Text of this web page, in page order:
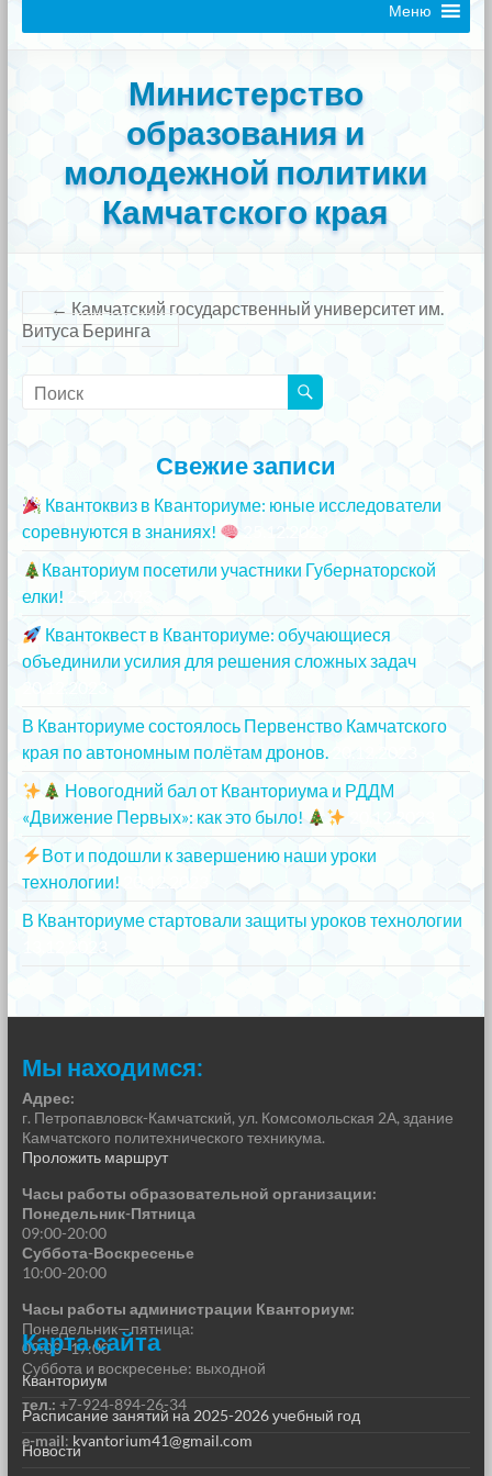
Меню
Министерство
образования и
молодежной политики
Камчатского края
← Камчатский государственный университет им.
Витуса Беринга
Свежие записи
Квантоквиз в Кванториуме: юные исследователи
соревнуются в знаниях!
Кванториум посетили участники Губернаторской
елки!
Квантоквест в Кванториуме: обучающиеся
объединили усилия для решения сложных задач
В Кванториуме состоялось Первенство Камчатского
края по автономным полётам дронов.
Новогодний бал от Кванториума и РДДМ
«Движение Первых»: как это было!
Вот и подошли к завершению наши уроки
технологии!
В Кванториуме стартовали защиты уроков технологии
Мы находимся:
Адрес:
г. Петропавловск-Камчатский, ул. Комсомольская 2А, здание
Камчатского политехнического техникума.
Проложить маршрут
Часы работы образовательной организации:
Понедельник-Пятница
09:00-20:00
Суббота-Воскресенье
10:00-20:00
Часы работы администрации Кванториум:
Понедельник—пятница:
09:00–17:00
Суббота и воскресенье: выходной
тел.: +7-924-894-26-34
e-mail: kvantorium41@gmail.com
Карта сайта
Кванториум
Расписание занятий на 2025-2026 учебный год
Новости